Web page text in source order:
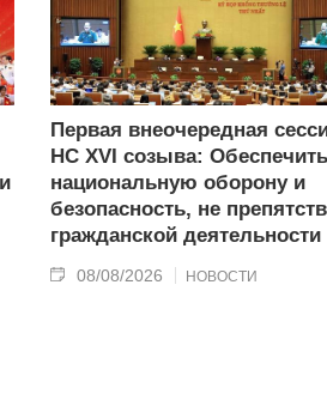
Первая внеочередная
НС XVI созыва: Обеспечить
национальную оборону и
безопасность, не
гражданской деятельности
08/08/2026 НОВОСТИ